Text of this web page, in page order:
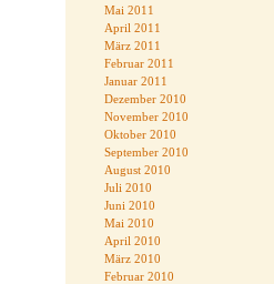
Mai 2011
April 2011
März 2011
Februar 2011
Januar 2011
Dezember 2010
November 2010
Oktober 2010
September 2010
August 2010
Juli 2010
Juni 2010
Mai 2010
April 2010
März 2010
Februar 2010